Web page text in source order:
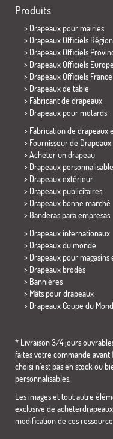
Produits
> Drapeaux pour mairies
> Drapeaux Officiels
> Drapeaux Officiels
> Drapeaux Officiels Europe
> Drapeaux Officiels France
> Drapeaux de table
> Fabricant de drapeaux
> Drapeaux pour motards
> Fabrication de drapeaux
> Fournisseur de Drapeaux
> Acheter un drapeau
> Drapeaux
> Drapeaux extérieur
> Drapeaux publicitaires
> Drapeaux bonne marché
> Banderas para empresas
> Drapeaux internationaux
> Drapeaux du monde
> Drapeaux pour magasins
> Drapeaux brodés
> Bannières
> Mâts pour drapeaux
> Drapeaux Coupe du
* Livraison 3/4 jours
faites votre commande avant
choisi n´est pas en stock ou
personnalisables.
Les images et tout autre
exclusive de
modification de ces